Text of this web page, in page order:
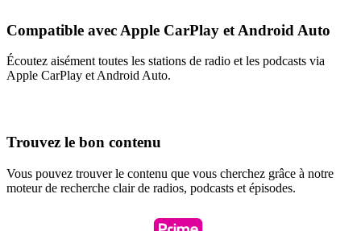
Compatible avec Apple CarPlay et Android Auto
Écoutez aisément toutes les stations de radio et les podcasts via
Apple CarPlay et Android Auto.
Trouvez le bon contenu
Vous pouvez trouver le contenu que vous cherchez grâce à notre
moteur de recherche clair de radios, podcasts et épisodes.